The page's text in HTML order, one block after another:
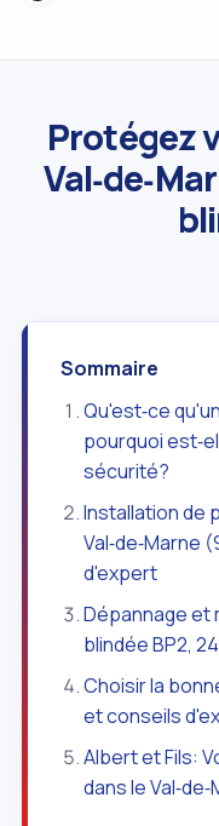
Protégez
Sommaire
Qu'est‑ce
pourquoi
sécurité?
Installation de
Val‑de‑Marne
d'expert
Dépannage et
blindée BP2,
Choisir la
et conseils
Albert et Fils:
dans le